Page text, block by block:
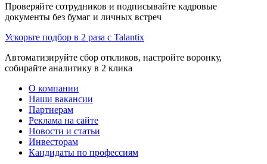
Проверяйте сотрудников и подписывайте кадровые
документы без бумаг и личных встреч
Ускорьте подбор в 2 раза с Talantix
Автоматизируйте сбор откликов, настройте воронку,
собирайте аналитику в 2 клика
О компании
Наши вакансии
Партнерам
Реклама на сайте
Новости и статьи
Инвесторам
Кандидаты по профессиям